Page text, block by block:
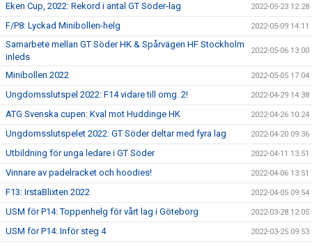
Eken Cup, 2022: Rekord i antal GT Söder-lag 2022-05-23 12:28
F/P8: Lyckad Minibollen-helg 2022-05-09 14:11
Samarbete mellan GT Söder HK & Spårvägen HF Stockholm
inleds
2022-05-06 13:00
Minibollen 2022 2022-05-05 17:04
Ungdomsslutspel 2022: F14 vidare till omg. 2! 2022-04-29 14:38
ATG Svenska cupen: Kval mot Huddinge HK 2022-04-26 10:24
Ungdomsslutspelet 2022: GT Söder deltar med fyra lag 2022-04-20 09:36
Utbildning för unga ledare i GT Söder 2022-04-11 13:51
Vinnare av padelracket och hoodies! 2022-04-06 13:51
F13: IrstaBlixten 2022 2022-04-05 09:54
USM för P14: Toppenhelg för vårt lag i Göteborg 2022-03-28 12:05
USM för P14: Inför steg 4 2022-03-25 09:53